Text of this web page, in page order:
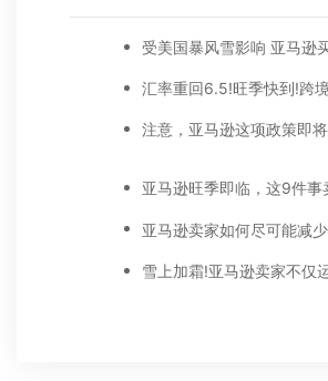
亚马逊卖家如何尽可能减